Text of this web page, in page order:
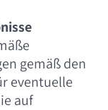
gemäß den
eventuelle
auf